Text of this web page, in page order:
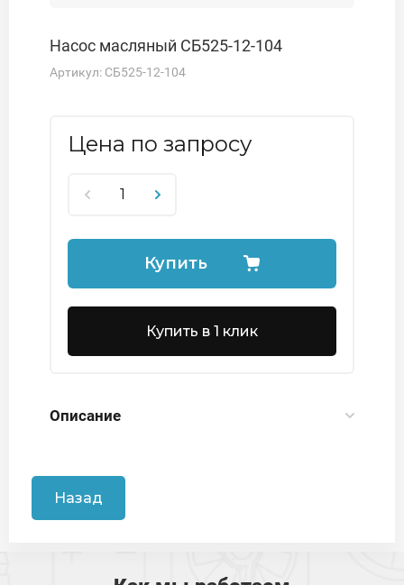
Насос масляный СБ525-12-104
Артикул: СБ525-12-104
Цена по запросу
Купить
Купить в 1 клик
Описание
Назад